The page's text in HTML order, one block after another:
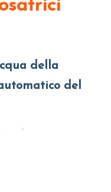
del
deve essere